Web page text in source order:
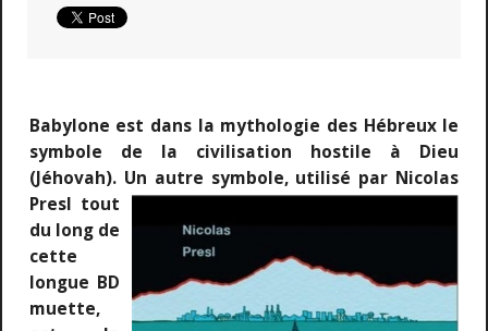
Babylone est dans la mythologie des Hébreux le
symbole de la civilisation hostile à Dieu
(Jéhovah). Un autre symbole, utilisé par Nicolas
Presl tout
du long de
cette
longue BD
muette,